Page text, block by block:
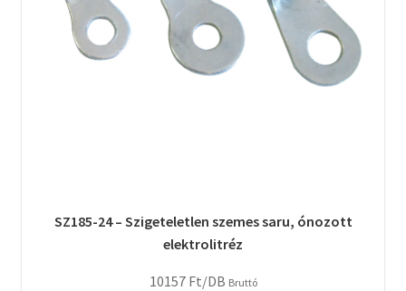
SZ185-24 – Szigeteletlen szemes saru, ónozott
elektrolitréz
10157 Ft/DB Bruttó